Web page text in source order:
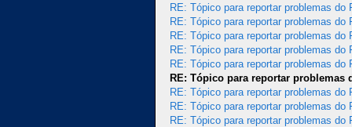
RE: Tópico para reportar problemas do
RE: Tópico para reportar problemas do
RE: Tópico para reportar problemas do
RE: Tópico para reportar problemas do
RE: Tópico para reportar problemas do
RE: Tópico para reportar problemas
RE: Tópico para reportar problemas do
RE: Tópico para reportar problemas do
RE: Tópico para reportar problemas do